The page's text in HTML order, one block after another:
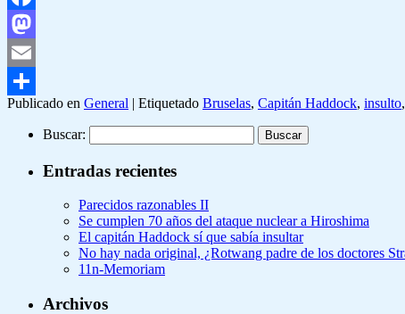
Facebook
Mastodon
Email
Compartir
Publicado en General | Etiquetado Bruselas, Capitán Haddock, insulto,
Buscar:
Entradas recientes
Parecidos razonables II
Se cumplen 70 años del ataque nuclear a Hiroshima
El capitán Haddock sí que sabía insultar
No hay nada original, ¿Rotwang padre de los doctores
11n-Memoriam
Archivos